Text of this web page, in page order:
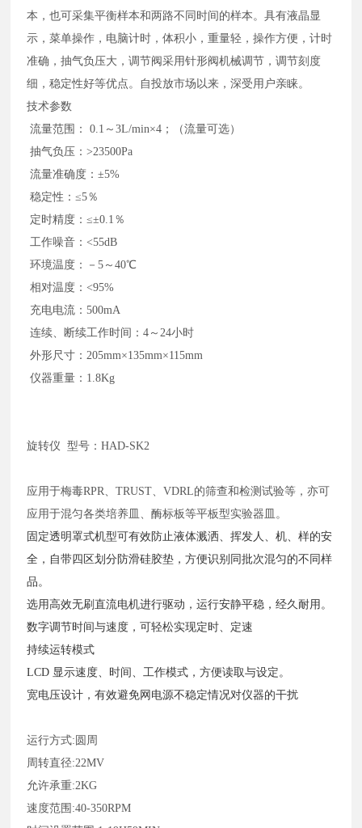
本，也可采集平衡样本和两路不同时间的样本。具有液晶显
示，菜单操作，电脑计时，体积小，重量轻，操作方便，计时
准确，抽气负压大，调节阀采用针形阀机械调节，调节刻度
细，稳定性好等优点。自投放市场以来，深受用户亲睐。
技术参数
流量范围： 0.1～3L/min×4；（流量可选）
抽气负压：>23500Pa
流量准确度：±5%
稳定性：≤5％
定时精度：≤±0.1％
工作噪音：<55dB
环境温度：－5～40℃
相对温度：<95%
充电电流：500mA
连续、断续工作时间：4～24小时
外形尺寸：205mm×135mm×115mm
仪器重量：1.8Kg
旋转仪 型号：HAD-SK2
应用于梅毒RPR、TRUST、VDRL的筛查和检测试验等，亦可
应用于混匀各类培养皿、酶标板等平板型实验器皿。
固定透明罩式机型可有效防止液体溅洒、挥发人、机、样的安
全，自带四区划分防滑硅胶垫，方便识别同批次混匀的不同样
品。
选用高效无刷直流电机进行驱动，运行安静平稳，经久耐用。
数字调节时间与速度，可轻松实现定时、定速
持续运转模式
LCD 显示速度、时间、工作模式，方便读取与设定。
宽电压设计，有效避免网电源不稳定情况对仪器的干扰
运行方式:圆周
周转直径:22MV
允许承重:2KG
速度范围 :40-350RPM